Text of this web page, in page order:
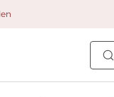
styling services